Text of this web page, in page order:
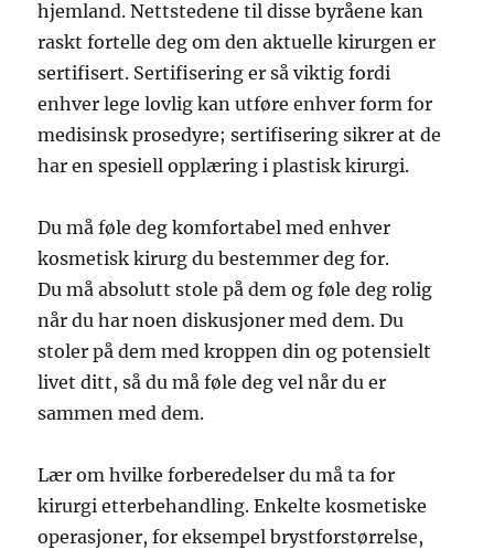
hjemland. Nettstedene til disse byråene kan
raskt fortelle deg om den aktuelle kirurgen er
sertifisert. Sertifisering er så viktig fordi
enhver lege lovlig kan utføre enhver form for
medisinsk prosedyre; sertifisering sikrer at de
har en spesiell opplæring i plastisk kirurgi.
Du må føle deg komfortabel med enhver
kosmetisk kirurg du bestemmer deg for.
Du må absolutt stole på dem og føle deg rolig
når du har noen diskusjoner med dem. Du
stoler på dem med kroppen din og potensielt
livet ditt, så du må føle deg vel når du er
sammen med dem.
Lær om hvilke forberedelser du må ta for
kirurgi etterbehandling. Enkelte kosmetiske
operasjoner, for eksempel brystforstørrelse,